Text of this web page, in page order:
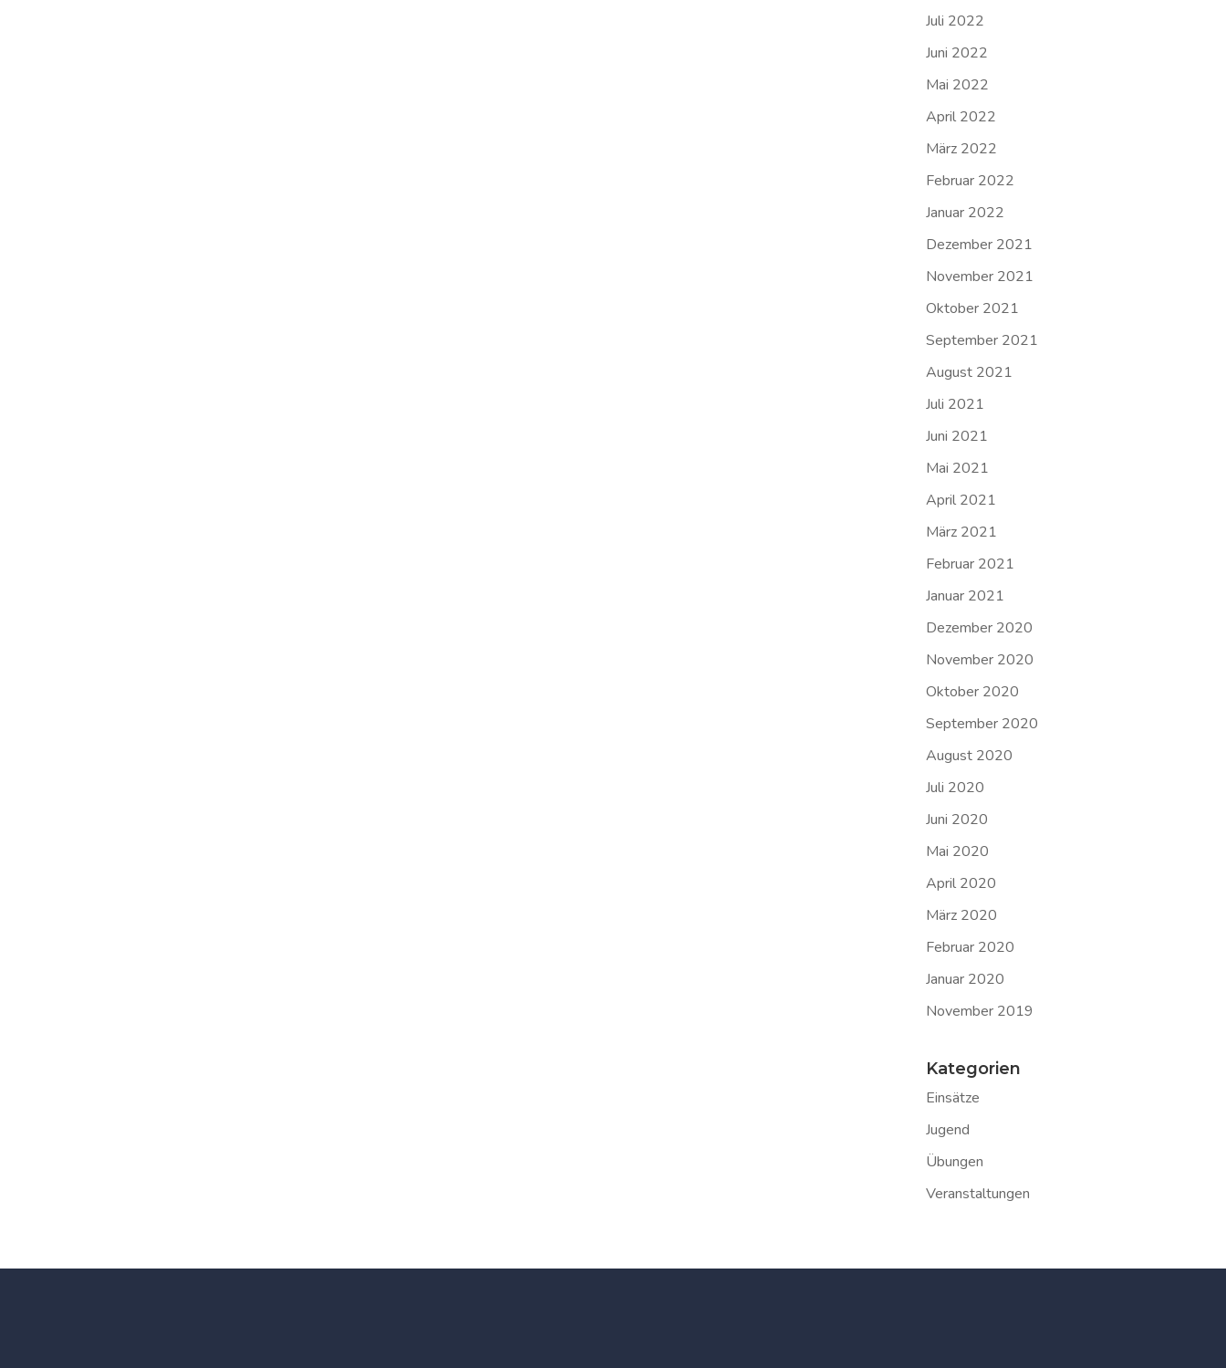
Juli 2022
Juni 2022
Mai 2022
April 2022
März 2022
Februar 2022
Januar 2022
Dezember 2021
November 2021
Oktober 2021
September 2021
August 2021
Juli 2021
Juni 2021
Mai 2021
April 2021
März 2021
Februar 2021
Januar 2021
Dezember 2020
November 2020
Oktober 2020
September 2020
August 2020
Juli 2020
Juni 2020
Mai 2020
April 2020
März 2020
Februar 2020
Januar 2020
November 2019
Kategorien
Einsätze
Jugend
Übungen
Veranstaltungen